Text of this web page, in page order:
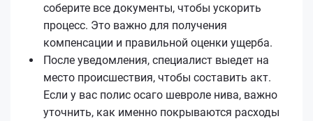
соберите все документы, чтобы ускорить
процесс. Это важно для получения
компенсации и правильной оценки ущерба.
После уведомления, специалист выедет на
место происшествия, чтобы составить акт.
Если у вас полис осаго шевроле нива, важно
уточнить, как именно покрываются расходы